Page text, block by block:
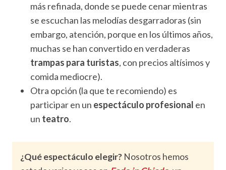
más refinada, donde se puede cenar mientras
se escuchan las melodías desgarradoras (sin
embargo, atención, porque en los últimos años,
muchas se han convertido en verdaderas
trampas para turistas, con precios altísimos y
comida mediocre).
Otra opción (la que te recomiendo) es
participar en un espectáculo profesional en
un teatro.
¿Qué espectáculo elegir? Nosotros hemos